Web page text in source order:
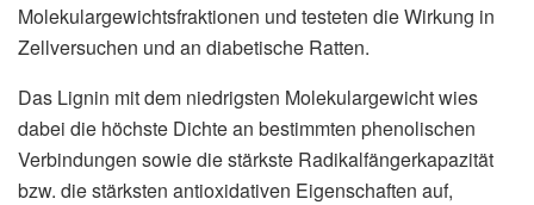
Molekulargewichtsfraktionen und testeten die Wirkung in
Zellversuchen und an diabetische Ratten.
Das Lignin mit dem niedrigsten Molekulargewicht wies
dabei die höchste Dichte an bestimmten phenolischen
Verbindungen sowie die stärkste Radikalfängerkapazität
bzw. die stärksten antioxidativen Eigenschaften auf,